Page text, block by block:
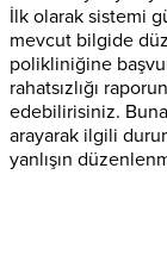
İlk olarak sistemi
mevcut bilgide
polikliniğine
rahatsızlığı
edebilirisiniz. Buna
arayarak ilgili
yanlışın